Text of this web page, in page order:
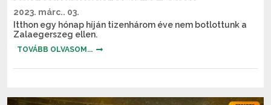
2023. márc.. 03.
Itthon egy hónap híján tizenhárom éve nem botlottunk a
Zalaegerszeg ellen.
TOVÁBB OLVASOM...